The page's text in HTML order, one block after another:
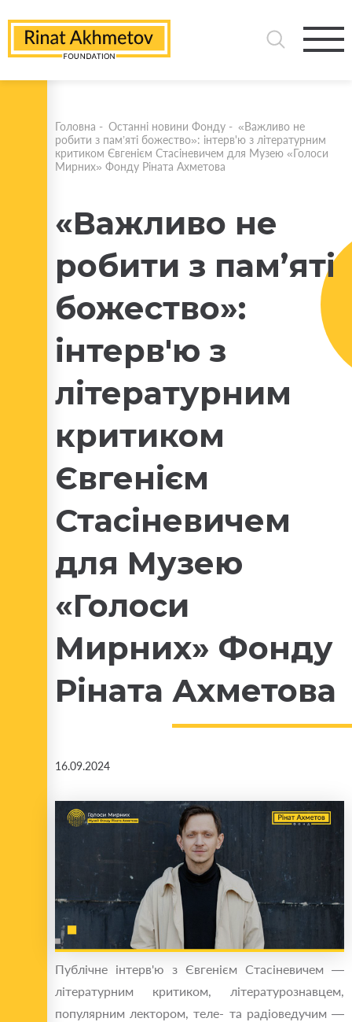
Головна - Останні новини Фонду - «Важливо не
робити з пам’яті божество»: інтерв'ю з літературним
критиком Євгенієм Стасіневичем для Музею «Голоси
Мирних» Фонду Ріната Ахметова
«Важливо не
робити з пам’яті
божество»:
інтерв'ю з
літературним
критиком
Євгенієм
Стасіневичем
для Музею
«Голоси
Мирних» Фонду
Ріната Ахметова
16.09.2024
Публічне інтерв'ю з Євгенієм Стасіневичем —
літературним критиком, літературознавцем,
популярним лектором, теле- та радіоведучим —